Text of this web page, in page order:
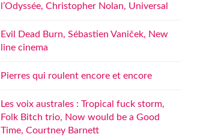
l’Odyssée, Christopher Nolan, Universal
Evil Dead Burn, Sébastien Vaniček, New
line cinema
Pierres qui roulent encore et encore
Les voix australes : Tropical fuck storm,
Folk Bitch trio, Now would be a Good
Time, Courtney Barnett